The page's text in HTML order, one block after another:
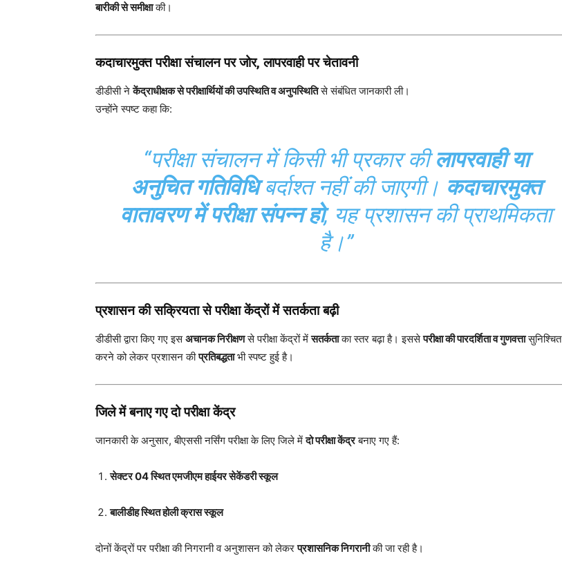
बारीकी से समीक्षाकी।
कदाचारमुक्त परीक्षा संचालन पर जोर, लापरवाही पर चेतावनी
डीडीसी नेकेंद्राधीक्षक से परीक्षार्थियों की उपस्थिति व अनुपस्थितिसे संबंधित जानकारी ली।
उन्होंने स्पष्ट कहा कि:
“परीक्षा संचालन में किसी भी प्रकार कीलापरवाही या
अनुचित गतिविधिबर्दाश्त नहीं की जाएगी। कदाचारमुक्त
वातावरण में परीक्षा संपन्न हो, यह प्रशासन की प्राथमिकता
है।”
प्रशासन की सक्रियता से परीक्षा केंद्रों में सतर्कता बढ़ी
डीडीसी द्वारा किए गए इसअचानक निरीक्षणसे परीक्षा केंद्रों मेंसतर्कताका स्तर बढ़ा है। इससेपरीक्षा की पारदर्शिता व गुणवत्तासुनिश्चित
करने को लेकर प्रशासन कीप्रतिबद्धताभी स्पष्ट हुई है।
जिले में बनाए गए दो परीक्षा केंद्र
जानकारी के अनुसार, बीएससी नर्सिंग परीक्षा के लिए जिले मेंदो परीक्षा केंद्रबनाए गए हैं:
सेक्टर 04 स्थित एमजीएम हाईयर सेकेंडरी स्कूल
बालीडीह स्थित होली क्रास स्कूल
दोनों केंद्रों पर परीक्षा की निगरानी व अनुशासन को लेकरप्रशासनिक निगरानीकी जा रही है।